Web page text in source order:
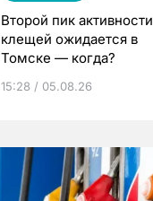
Второй пик активности
клещей ожидается в
Томске — когда?
15:28 / 05.08.26